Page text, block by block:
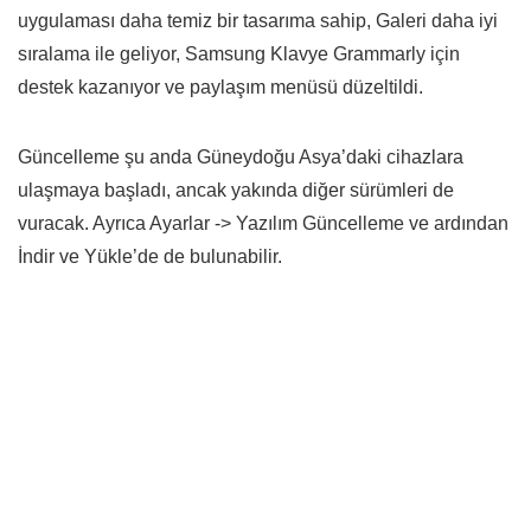
uygulaması daha temiz bir tasarıma sahip, Galeri daha iyi
sıralama ile geliyor, Samsung Klavye Grammarly için
destek kazanıyor ve paylaşım menüsü düzeltildi.
Güncelleme şu anda Güneydoğu Asya’daki cihazlara
ulaşmaya başladı, ancak yakında diğer sürümleri de
vuracak. Ayrıca Ayarlar -> Yazılım Güncelleme ve ardından
İndir ve Yükle’de de bulunabilir.